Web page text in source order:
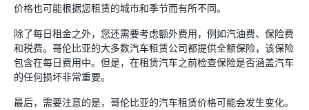
价格也可能根据您租赁的城市和季节而有所不同。
除了每日租金之外，您还需要考虑额外费用，例如汽油费、保险费
和税费。哥伦比亚的大多数汽车租赁公司都提供全额保险，该保险
包含在每日费用中。但是，在租赁汽车之前检查保险是否涵盖汽车
的任何损坏非常重要。
最后，需要注意的是，哥伦比亚的汽车租赁价格可能会发生变化。